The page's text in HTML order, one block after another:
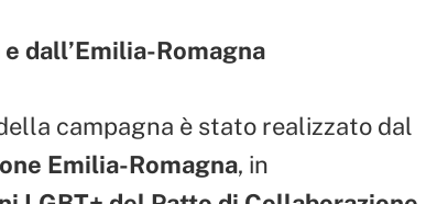
dall’Emilia-Romagna
campagna è stato realizzato dal
Emilia-Romagna, in